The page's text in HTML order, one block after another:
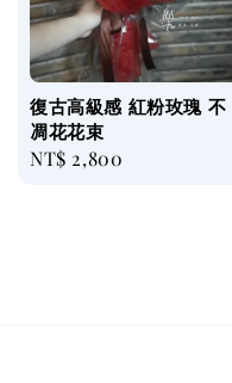
復古高級感 紅粉玫瑰 不
凋花花束
Regular
NT$ 2,800